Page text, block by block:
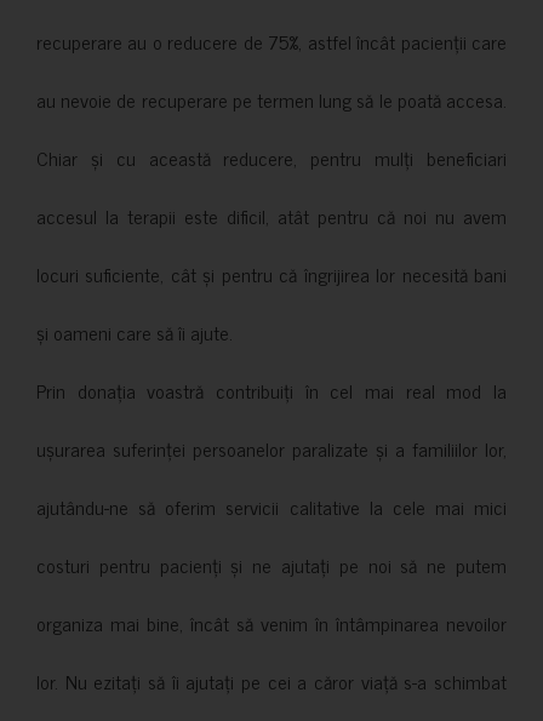
recuperare au o reducere de 75%, astfel încât pacienții care
au nevoie de recuperare pe termen lung să le poată accesa.
Chiar și cu această reducere, pentru mulți beneficiari
accesul la terapii este dificil, atât pentru că noi nu avem
locuri suficiente, cât și pentru că îngrijirea lor necesită bani
și oameni care să îi ajute.
Prin donația voastră contribuiți în cel mai real mod la
ușurarea suferinței persoanelor paralizate și a familiilor lor,
ajutându-ne să oferim servicii calitative la cele mai mici
costuri pentru pacienți și ne ajutați pe noi să ne putem
organiza mai bine, încât să venim în întâmpinarea nevoilor
lor. Nu ezitați să îi ajutați pe cei a căror viață s-a schimbat